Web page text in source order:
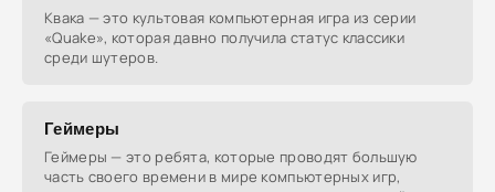
Квака — это культовая компьютерная игра из серии
«Quake», которая давно получила статус классики
среди шутеров.
Геймеры
Геймеры — это ребята, которые проводят большую
часть своего времени в мире компьютерных игр,